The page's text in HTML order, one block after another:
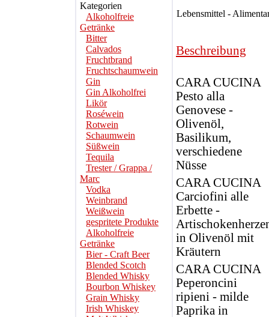
Kategorien
Alkoholfreie
Getränke
Bitter
Calvados
Fruchtbrand
Fruchtschaumwein
Gin
Gin Alkoholfrei
Likör
Roséwein
Rotwein
Schaumwein
Süßwein
Tequila
Trester / Grappa /
Marc
Vodka
Weinbrand
Weißwein
gespritete Produkte
Alkoholfreie
Getränke
Bier - Craft Beer
Blended Scotch
Blended Whisky
Bourbon Whiskey
Grain Whisky
Irish Whiskey
Lebensmittel -
Beschreibung
CARA CUCINA
Pesto alla
Genovese -
Olivenöl,
Basilikum,
verschiedene
Nüsse
CARA CUCINA
Carciofini alle
Erbette -
in Olivenöl mit
Kräutern
CARA CUCINA
Peperoncini
ripieni - milde
Paprika in